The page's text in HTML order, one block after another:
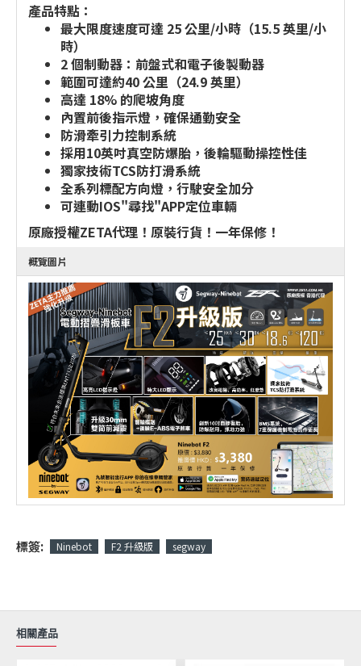
產品特點：
最大限度速度可達 25 公里/小時（15.5 英里/小
時）
2 個制動器：前盤式和電子後製動器
範圍可達約40 公里（24.9 英里）
高達 18% 的爬坡角度
內置前後指示燈，確保通勤安全
防滑牽引力控制系統
採用10英吋真空防爆胎，後輪驅動操控性佳
獨家技術TCS防打滑系統
全系列標配方向燈，行駛安全加分
可連動IOS"尋找"APP定位車輛
原廠授權ZETA代理！原裝行貨！一年保修！
概覽圖片
標簽: Ninebot F2 升級版 segway
相關產品